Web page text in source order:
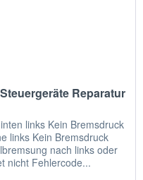
Reparatur
links Kein Bremsdruck
links Kein Bremsdruck
nach links oder
nicht Fehlercode...